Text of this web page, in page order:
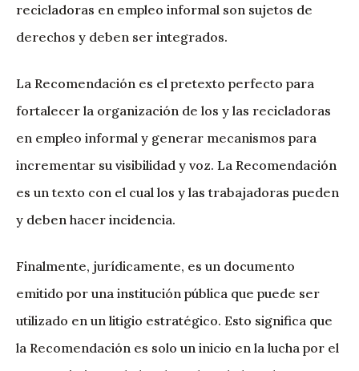
recicladoras en empleo informal son sujetos de
derechos y deben ser integrados.
La Recomendación es el pretexto perfecto para
fortalecer la organización de los y las recicladoras
en empleo informal y generar mecanismos para
incrementar su visibilidad y voz. La Recomendación
es un texto con el cual los y las trabajadoras pueden
y deben hacer incidencia.
Finalmente, jurídicamente, es un documento
emitido por una institución pública que puede ser
utilizado en un litigio estratégico. Esto significa que
la Recomendación es solo un inicio en la lucha por el